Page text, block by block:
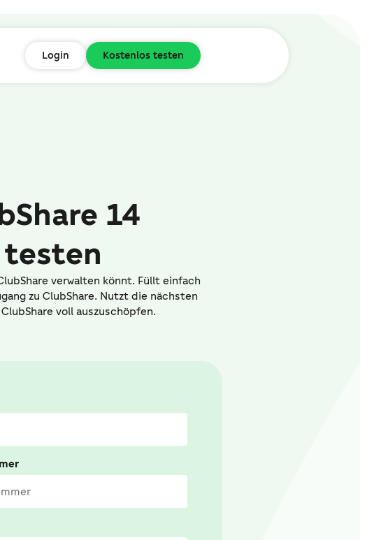
Login Kostenlos testen
14
testen
verwalten könnt. Füllt einfach
zu ClubShare. Nutzt die nächsten
voll auszuschöpfen.